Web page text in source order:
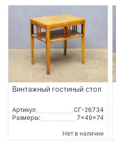
Винтажный гостиный стол
Артикул:
СГ-26734
Размеры:
7×49×74
Нет в наличии